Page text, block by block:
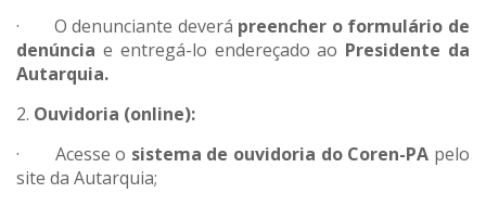
· O denunciante deverá preencher o formulário de
denúncia e entregá-lo endereçado ao Presidente da
Autarquia.
2. Ouvidoria (online):
· Acesse o sistema de ouvidoria do Coren-PA pelo
site da Autarquia;